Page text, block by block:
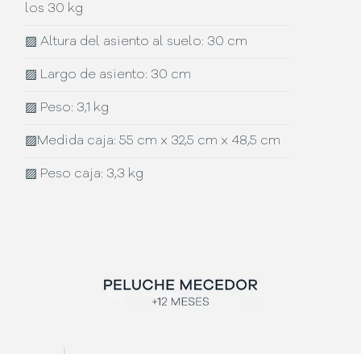
los 30 kg
▨ Altura del asiento al suelo: 30 cm
▨ Largo de asiento: 30 cm
▨ Peso: 3,1 kg
▨Medida caja: 55 cm x 32,5 cm x 48,5 cm
▨ Peso caja: 3,3 kg